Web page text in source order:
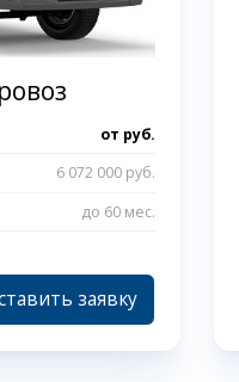
от руб.
6 072 000 руб.
до 60 мес.
заявку